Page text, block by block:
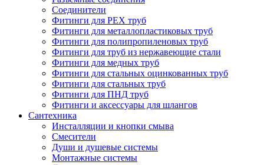
Соединители
Фитинги для PEX труб
Фитинги для металлопластиковых труб
Фитинги для полипропиленовых труб
Фитинги для труб из нержавеющие стали
Фитинги для медных труб
Фитинги для стальных оцинкованных труб
Фитинги для стальных труб
Фитинги для ПНД труб
Фитинги и аксессуары для шлангов
Сантехника
Инсталляции и кнопки смыва
Смесители
Души и душевые системы
Монтажные системы